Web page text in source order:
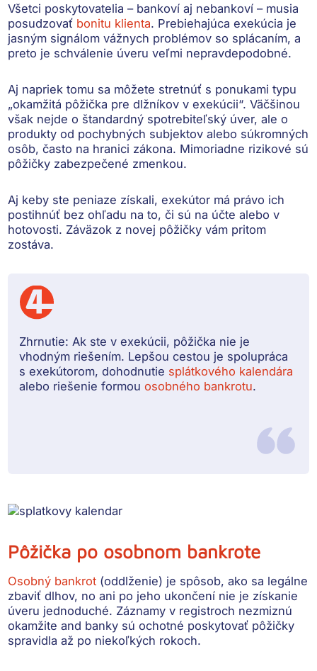
Všetci poskytovatelia – bankoví aj nebankoví – musia
posudzovať bonitu klienta. Prebiehajúca exekúcia je
jasným signálom vážnych problémov so splácaním, a
preto je schválenie úveru veľmi nepravdepodobné.
Aj napriek tomu sa môžete stretnúť s ponukami typu
„okamžitá pôžička pre dlžníkov v exekúcii“. Väčšinou
však nejde o štandardný spotrebiteľský úver, ale o
produkty od pochybných subjektov alebo súkromných
osôb, často na hranici zákona. Mimoriadne rizikové sú
pôžičky zabezpečené zmenkou.
Aj keby ste peniaze získali,exekútor má právo ich
postihnúť bez ohľadu na to, či sú na účte alebo v
hotovosti. Záväzok z novej pôžičky vám pritom
zostáva.
Zhrnutie: Ak ste v exekúcii, pôžička nie je
vhodným riešením. Lepšou cestou je spolupráca
s exekútorom, dohodnutie splátkového kalendára
alebo riešenie formouosobného bankrotu.
Pôžička po osobnom bankrote
Osobný bankrot (oddlženie) je spôsob, ako sa legálne
zbaviť dlhov, no ani po jeho ukončení nie je získanie
úveru jednoduché. Záznamy v registroch nezmiznú
okamžite and banky sú ochotné poskytovať pôžičky
spravidla až po niekoľkých rokoch.